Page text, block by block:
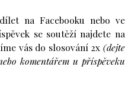
na Facebooku nebo ve
se soutěží najdete na
vás do slosování 2x (dejte
komentářem u příspěveku